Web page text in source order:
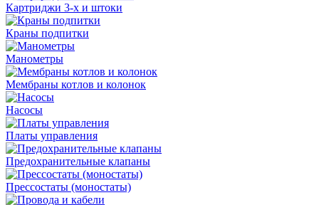
Картриджи 3-х и штоки
Краны подпитки
Манометры
Мембраны котлов и колонок
Насосы
Платы управления
Предохранительные клапаны
Прессостаты (моностаты)